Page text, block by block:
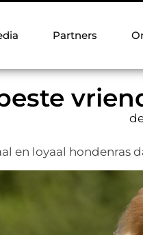
Partners
en loyaal hondenras